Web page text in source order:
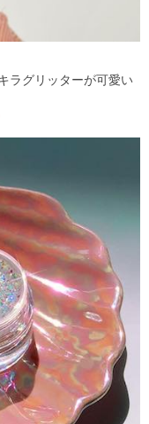
ラグリッターが可愛い